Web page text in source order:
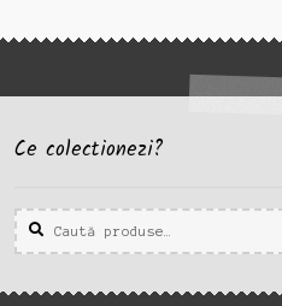
Ce colectionezi?
Caută
după:
Caută